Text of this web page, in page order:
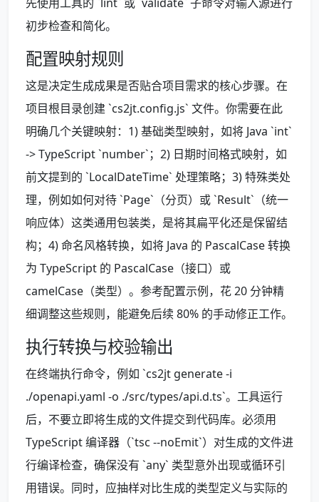
初步检查和简化。
配置映射规则
这是决定生成成果是否贴合项目需求的核心步骤。在
项目根目录创建 `cs2jt.config.js` 文件。你需要在此
明确几个关键映射：1) 基础类型映射，如将 Java `int`
-> TypeScript `number`；2) 日期时间格式映射，如
前文提到的 `LocalDateTime` 处理策略；3) 特殊类处
理，例如如何对待 `Page`（分页）或 `Result`（统一
响应体）这类通用包装类，是将其扁平化还是保留结
构；4) 命名风格转换，如将 Java 的 PascalCase 转换
为 TypeScript 的 PascalCase（接口）或
camelCase（类型）。参考配置示例，花 20 分钟精
细调整这些规则，能避免后续 80% 的手动修正工作。
执行转换与校验输出
在终端执行命令，例如 `cs2jt generate -i
./openapi.yaml -o ./src/types/api.d.ts`。工具运行
后，不要立即将生成的文件提交到代码库。必须用
TypeScript 编译器（`tsc --noEmit`）对生成的文件进
行编译检查，确保没有 `any` 类型意外出现或循环引
用错误。同时，应抽样对比生成的类型定义与实际的